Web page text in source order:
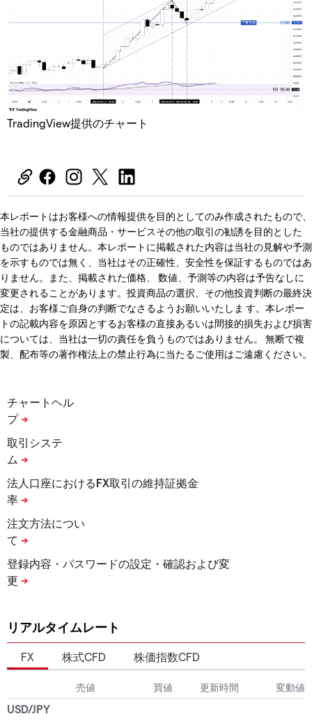
TradingView提供のチャート
本レポートはお客様への情報提供を目的としてのみ作成されたもので、
当社の提供する金融商品・サービスその他の取引の勧誘を目的とした
ものではありません。本レポートに掲載された内容は当社の見解や予測
を示すものでは無く、当社はその正確性、安全性を保証するものではあ
りません。また、掲載された価格、 数値、予測等の内容は予告なしに
変更されることがあります。投資商品の選択、その他投資判断の最終決
定は、お客様ご自身の判断でなさるようお願いいたしま す。本レポー
トの記載内容を原因とするお客様の直接あるいは間接的損失および損害
については、当社は一切の責任を負うものではありません。 無断で複
製、配布等の著作権法上の禁止行為に当たるご使用はご遠慮ください。
チャートヘル
プ
取引システ
ム
法人口座におけるFX取引の維持証拠金
率
注文方法につい
て
登録内容・パスワードの設定・確認および変
更
リアルタイムレート
FX 株式CFD 株価指数CFD